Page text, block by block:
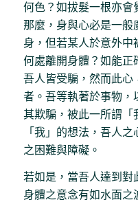
何色？如拔髮一根亦會
那麼，身與心必是一般
身，但若某人於意外中
何處離開身體？如能正
吾人皆受騙，然而此心
者。吾等執著於事物，
其欺騙，被此一所謂「
「我」的想法，吾人
之困難與障礙。
若如是，當吾人達到對
身體之意念有如水面之